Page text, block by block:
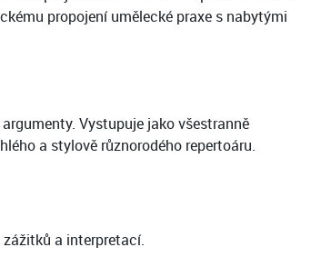
propojení umělecké praxe s nabytými
Vystupuje jako všestranně
a stylově různorodého repertoáru.
a interpretací.